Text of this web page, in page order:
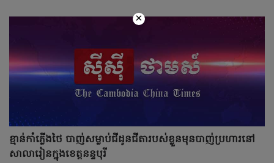
ខ្មាន់កាំភ្លើងថៃ បាញ់សម្លាប់ជីដូនជីតារបស់ខ្លួនមុនបាញ់ប្រហារនៅ
សាលារៀនក្នុងខេត្តនន្ទបុរី
×